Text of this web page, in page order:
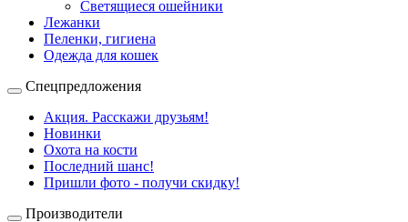
Светящиеся ошейники
Лежанки
Пеленки, гигиена
Одежда для кошек
Спецпредложения
Акция. Расскажи друзьям!
Новинки
Охота на кости
Последний шанс!
Пришли фото - получи скидку!
Производители